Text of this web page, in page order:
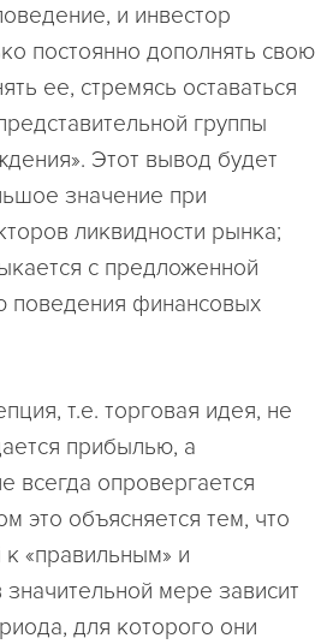
и инвестор
постоянно дополнять свою
ее, стремясь оставаться
группы
Этот вывод будет
значение при
ликвидности рынка;
с предложенной
финансовых
т.е. торговая идея, не
прибылью, а
всегда опровергается
это объясняется тем, что
«правильным» и
мере зависит
для которого они